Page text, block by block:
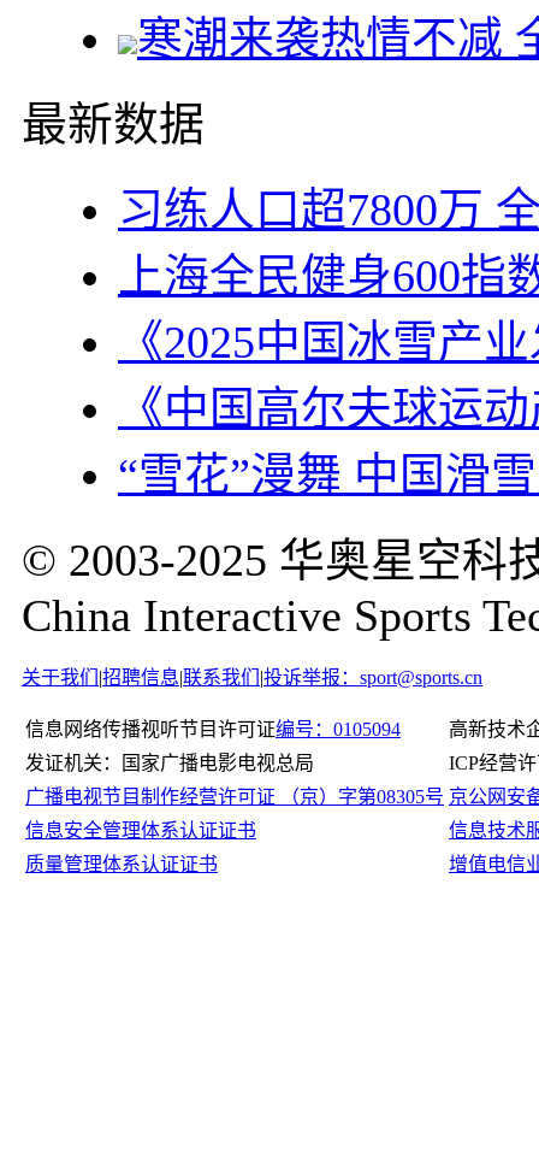
寒潮来袭热情不减
最新数据
习练人口超7800万
上海全民健身600指
《2025中国冰雪产
《中国高尔夫球运
“雪花”漫舞 中国滑
© 2003-2025 华奥星空科
China Interactive Sports
关于我们 |招聘信息|联系我们 |投诉举报：sport@sports.cn
信息网络传播视听节目许可证编号：0105094
高新技术
发证机关：国家广播电影电视总局
ICP经营
广播电视节目制作经营许可证 （京）字第08305号 京公网安
信息安全管理体系认证证书
信息技术
质量管理体系认证证书
增值电信